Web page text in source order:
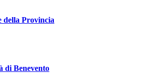
della Provincia
di Benevento